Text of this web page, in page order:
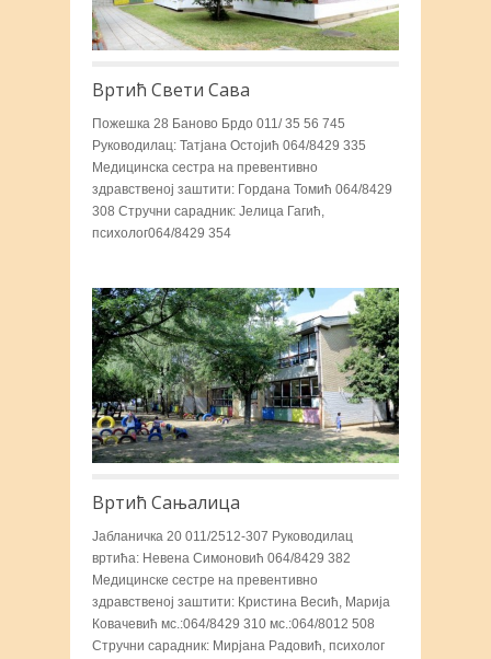
Вртић Свети Сава
Пожешка 28 Баново Брдо 011/ 35 56 745
Руководилац: Татјана Остојић 064/8429 335
Медицинска сестра на превентивно
здравственој заштити: Гордана Томић 064/8429
308 Стручни сарадник: Јелица Гагић,
психолог064/8429 354
Вртић Сањалица
Јабланичка 20 011/2512-307 Руководилац
вртића: Невена Симоновић 064/8429 382
Медицинске сестре на превентивно
здравственој заштити: Кристина Весић, Марија
Ковачевић мс.:064/8429 310 мс.:064/8012 508
Стручни сарадник: Мирјана Радовић, психолог